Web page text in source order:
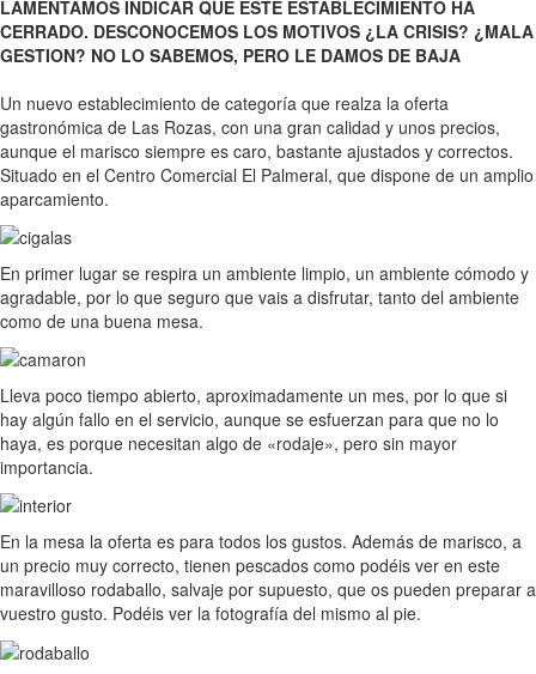
LAMENTAMOS INDICAR QUE ESTE ESTABLECIMIENTO HA
CERRADO. DESCONOCEMOS LOS MOTIVOS ¿LA CRISIS? ¿MALA
GESTION? NO LO SABEMOS, PERO LE DAMOS DE BAJA
Un nuevo establecimiento de categoría que realza la oferta
gastronómica de Las Rozas, con una gran calidad y unos precios,
aunque el marisco siempre es caro, bastante ajustados y correctos.
Situado en el Centro Comercial El Palmeral, que dispone de un amplio
aparcamiento.
En primer lugar se respira un ambiente limpio, un ambiente cómodo y
agradable, por lo que seguro que vais a disfrutar, tanto del ambiente
como de una buena mesa.
Lleva poco tiempo abierto, aproximadamente un mes, por lo que si
hay algún fallo en el servicio, aunque se esfuerzan para que no lo
haya, es porque necesitan algo de «rodaje», pero sin mayor
importancia.
En la mesa la oferta es para todos los gustos. Además de marisco, a
un precio muy correcto, tienen pescados como podéis ver en este
maravilloso rodaballo, salvaje por supuesto, que os pueden preparar a
vuestro gusto. Podéis ver la fotografía del mismo al pie.